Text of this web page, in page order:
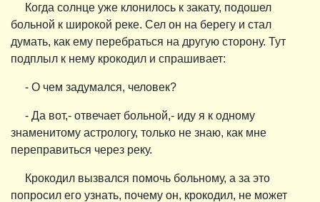
Когда солнце уже клонилось к закату, подошел
больной к широкой реке. Сел он на берегу и стал
думать, как ему перебраться на другую сторону. Тут
подплыл к нему крокодил и спрашивает:
- О чем задумался, человек?
- Да вот,- отвечает больной,- иду я к одному
знаменитому астрологу, только не знаю, как мне
переправиться через реку.
Крокодил вызвался помочь больному, а за это
попросил его узнать, почему он, крокодил, не может